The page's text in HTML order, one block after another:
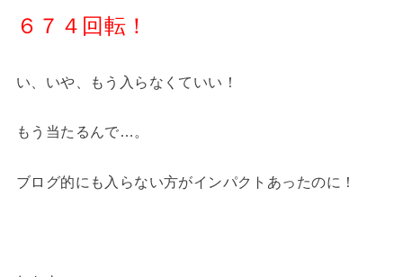
６７４回転！
い、いや、もう入らなくていい！
もう当たるんで…。
ブログ的にも入らない方がインパクトあったのに！